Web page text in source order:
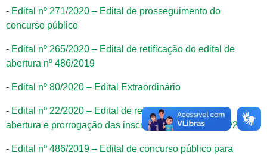
- Edital nº 271/2020 – Edital de prosseguimento do
concurso público
- Edital nº 265/2020 – Edital de retificação do edital de
abertura nº 486/2019
- Edital nº 80/2020 – Edital Extraordinário
- Edital nº 22/2020 – Edital de retificação do edital de
abertura e prorrogação das inscrições – Edital nº 486/2019
- Edital nº 486/2019 – Edital de concurso público para